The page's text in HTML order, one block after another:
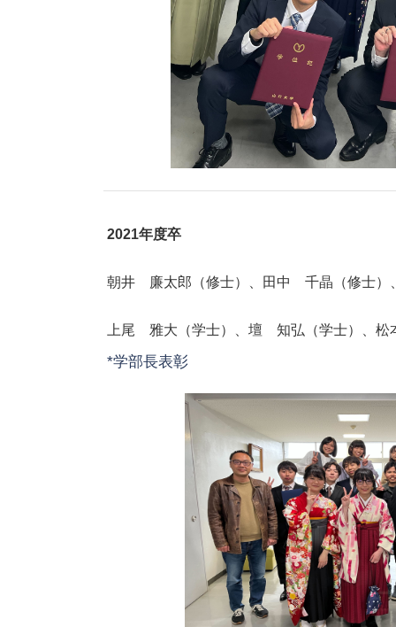
2021年度卒
朝井 廉太郎（修士）、田中 千晶（修士）
上尾 雅大（学士）、壇 知弘（学士）、
*学部長表彰